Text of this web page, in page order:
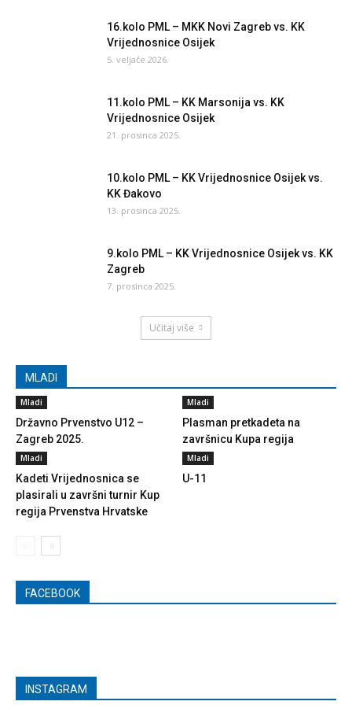
16.kolo PML – MKK Novi Zagreb vs. KK
Vrijednosnice Osijek
5. veljače 2026.
11.kolo PML – KK Marsonija vs. KK
Vrijednosnice Osijek
21. prosinca 2025.
10.kolo PML – KK Vrijednosnice Osijek vs.
KK Đakovo
13. prosinca 2025.
9.kolo PML – KK Vrijednosnice Osijek vs. KK
Zagreb
7. prosinca 2025.
Učitaj više
MLADI
Mladi
Državno Prvenstvo U12 –
Zagreb 2025.
Mladi
Plasman pretkadeta na
završnicu Kupa regija
Mladi
Kadeti Vrijednosnica se
plasirali u završni turnir Kup
regija Prvenstva Hrvatske
Mladi
U-11
FACEBOOK
INSTAGRAM